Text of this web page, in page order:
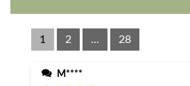
1 2 ... 28
M****